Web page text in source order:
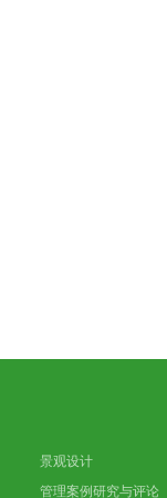
景观设计
管理案例研究与评论